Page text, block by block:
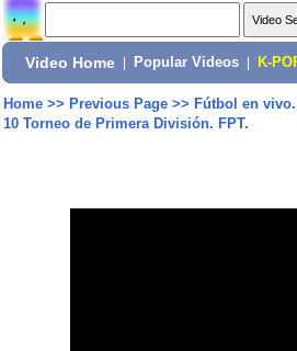
Video Home Popular Videos K-
Home>> Previous Page>> Fútbol en
10 Torneo de Primera División. FPT.